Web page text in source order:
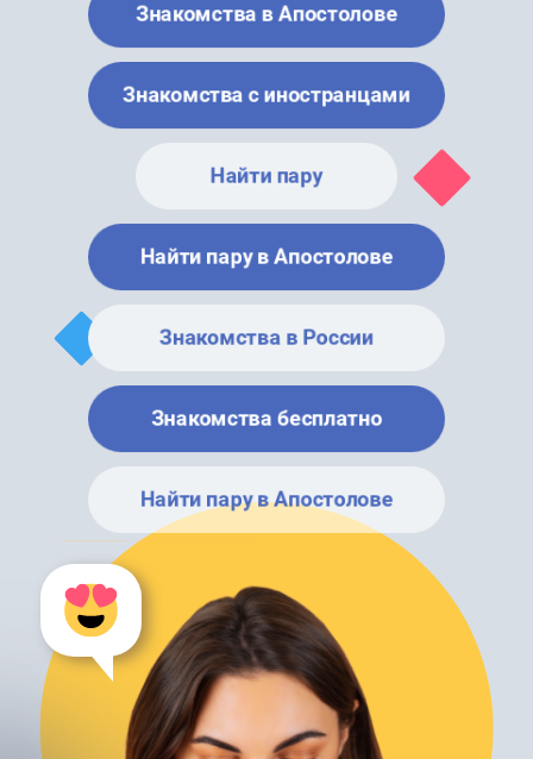
Знакомства в Апостолове
Знакомства с иностранцами
Найти пару
Найти пару в Апостолове
Знакомства в России
Знакомства бесплатно
Найти пару в Апостолове